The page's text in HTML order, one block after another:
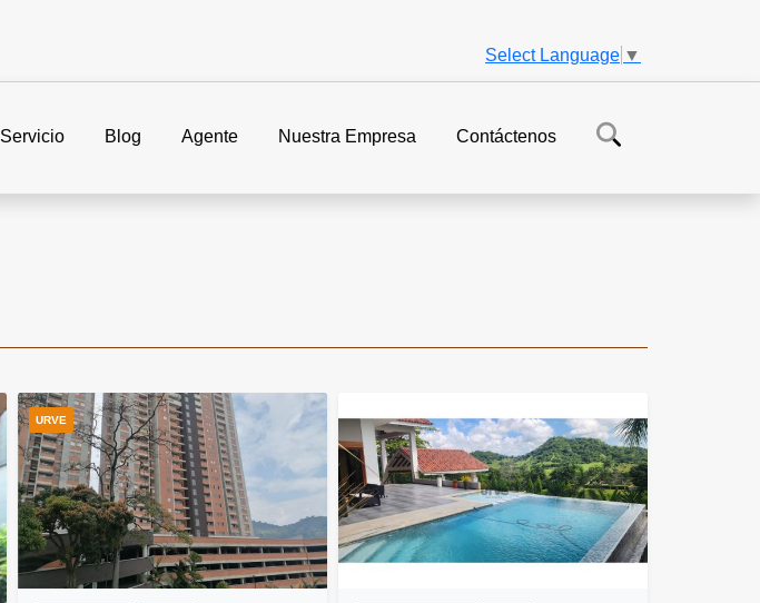
Select Language ▼
Servicio Blog Agente Nuestra Empresa Contáctenos
URVE